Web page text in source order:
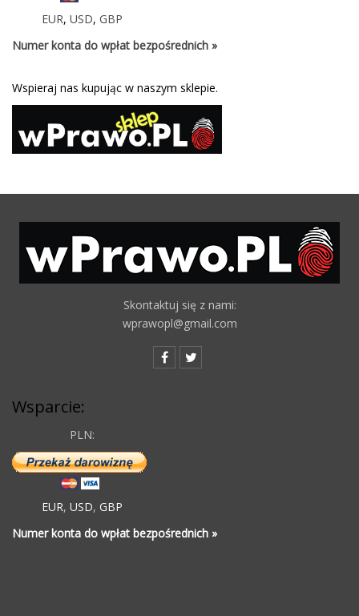
EUR, USD, GBP
Numer konta do wpłat bezpośrednich »
Wspieraj nas kupując w naszym sklepie.
Skontaktuj się z nami:
wprawopl@gmail.com
Wsparcie:
PLN:
EUR, USD, GBP
Numer konta do wpłat bezpośrednich »